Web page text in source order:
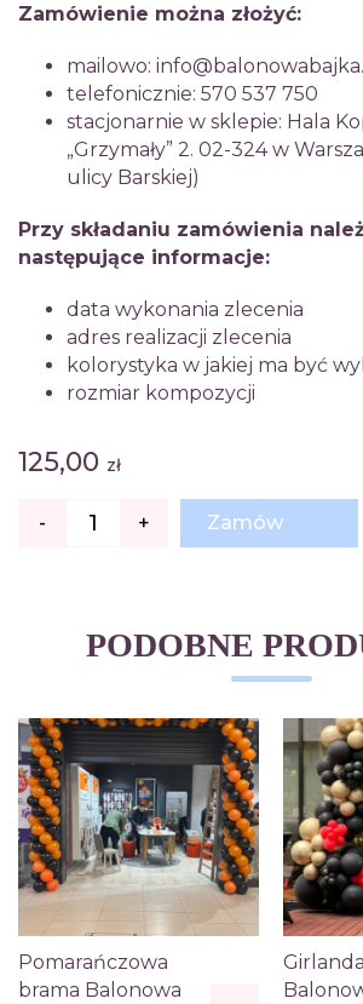
Zamówienie można złożyć:
mailowo:
telefonicznie: 570 537 750
stacjonarnie w sklepie: Hala
„Grzymały” 2. 02-324 w
ulicy Barskiej)
Przy składaniu zamówienia
następujące informacje:
data wykonania zlecenia
adres realizacji zlecenia
kolorystyka w jakiej ma być
rozmiar kompozycji
125,00 zł
-
Girlanda
+ Zamów
PODOBNE
Pomarańczowa
brama Balonowa
Girlanda